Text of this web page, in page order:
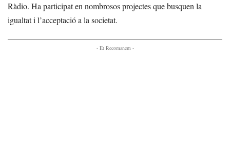
Ràdio. Ha participat en nombrosos projectes que busquen la
igualtat i l’acceptació a la societat.
- Et Recomanem -